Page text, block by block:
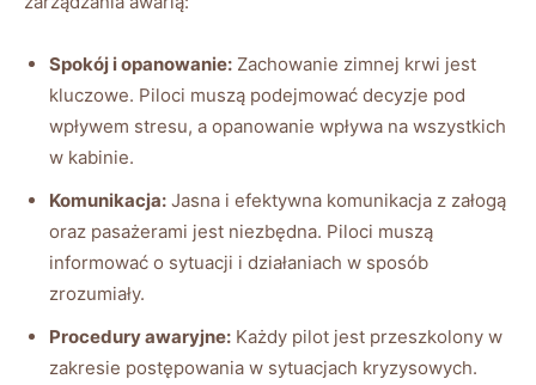
Spokój i opanowanie: Zachowanie zimnej krwi ‍jest
kluczowe. Piloci muszą podejmować⁣ decyzje pod
wpływem stresu, a⁢ opanowanie ⁣wpływa na wszystkich
w kabinie.
Komunikacja: Jasna i‍ efektywna komunikacja ‌z załogą
oraz​ pasażerami jest ⁢niezbędna. Piloci muszą‍
informować‌ o ‌sytuacji i działaniach w sposób
zrozumiały.
Procedury awaryjne: Każdy pilot ‍jest przeszkolony ‍w
zakresie ​postępowania w sytuacjach kryzysowych.